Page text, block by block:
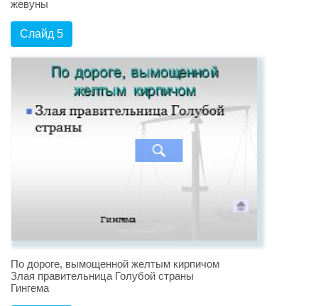
жевуны
Слайд 5
По дороге, вымощенной желтым кирпичом
Злая правительница Голубой страны
Гингема